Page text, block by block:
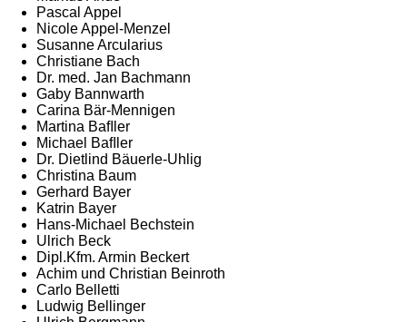
Pascal Appel
Nicole Appel-Menzel
Susanne Arcularius
Christiane Bach
Dr. med. Jan Bachmann
Gaby Bannwarth
Carina Bär-Mennigen
Martina Baﬂler
Michael Baﬂler
Dr. Dietlind Bäuerle-Uhlig
Christina Baum
Gerhard Bayer
Katrin Bayer
Hans-Michael Bechstein
Ulrich Beck
Dipl.Kfm. Armin Beckert
Achim und Christian Beinroth
Carlo Belletti
Ludwig Bellinger